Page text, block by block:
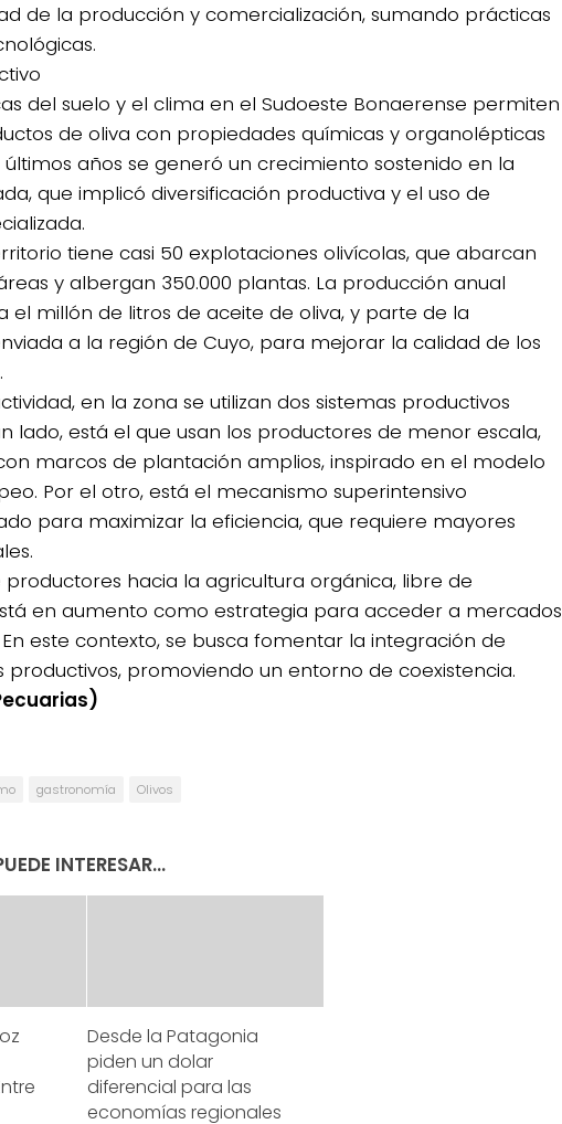
de la producción y comercialización, sumando prácticas
del suelo y el clima en el Sudoeste Bonaerense permiten
de oliva con propiedades químicas y organolépticas
últimos años se generó un crecimiento sostenido en la
que implicó diversificación productiva y el uso de
tiene casi 50 explotaciones olivícolas, que abarcan
y albergan 350.000 plantas. La producción anual
el millón de litros de aceite de oliva, y parte de la
a la región de Cuyo, para mejorar la calidad de los
en la zona se utilizan dos sistemas productivos
lado, está el que usan los productores de menor escala,
marcos de plantación amplios, inspirado en el modelo
Por el otro, está el mecanismo superintensivo
para maximizar la eficiencia, que requiere mayores
productores hacia la agricultura orgánica, libre de
en aumento como estrategia para acceder a mercados
este contexto, se busca fomentar la integración de
promoviendo un entorno de coexistencia.
gastronomía Olivos
INTERESAR...
Desde la Patagonia
piden un dolar
diferencial para las
economías regionales